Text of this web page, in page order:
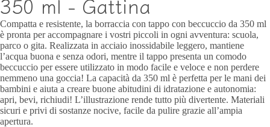
Compatta e resistente, la borraccia con tappo con beccuccio da 350 ml
è pronta per accompagnare i vostri piccoli in ogni avventura: scuola,
parco o gita. Realizzata in acciaio inossidabile leggero, mantiene
l’acqua buona e senza odori, mentre il tappo presenta un comodo
beccuccio per essere utilizzato in modo facile e veloce e non perdere
nemmeno una goccia! La capacità da 350 ml è perfetta per le mani dei
bambini e aiuta a creare buone abitudini di idratazione e autonomia:
apri, bevi, richiudi! L’illustrazione rende tutto più divertente. Materiali
sicuri e privi di sostanze nocive, facile da pulire grazie all’ampia
apertura.